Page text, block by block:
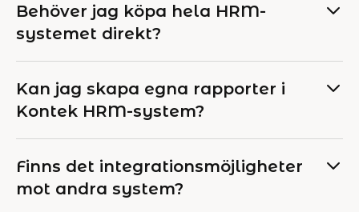
Behöver jag köpa hela HRM-
systemet direkt?
Kan jag skapa egna rapporter i
Kontek HRM-system?
Finns det integrationsmöjligheter
mot andra system?